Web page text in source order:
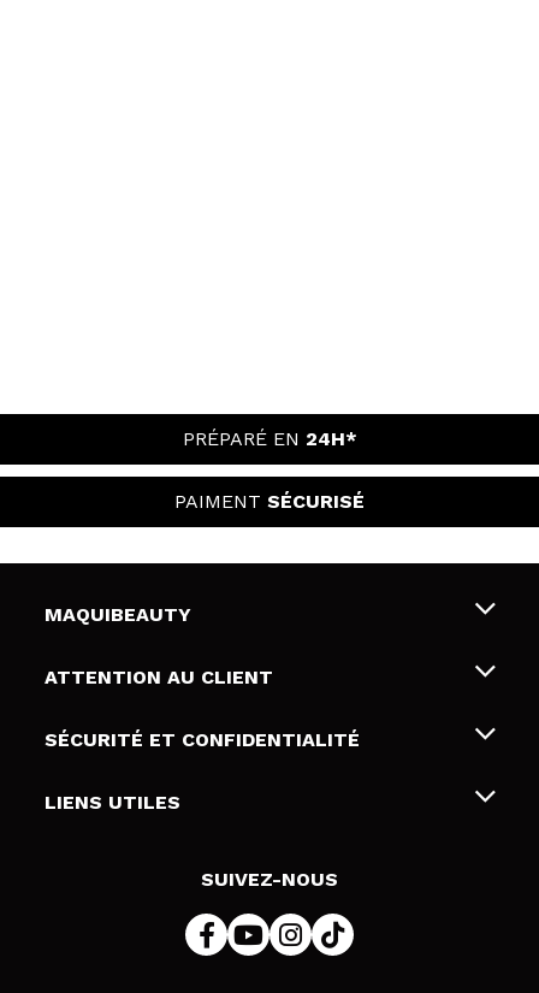
PRÉPARÉ EN 24H*
PAIMENT SÉCURISÉ
MAQUIBEAUTY
Qui sommes nous
Cartes-cadeaux
ATTENTION AU CLIENT
Livraison & retour
Modes de paiement
SÉCURITÉ ET CONFIDENTIALITÉ
Conditions et confidentialité
LIENS UTILES
SUIVEZ-NOUS